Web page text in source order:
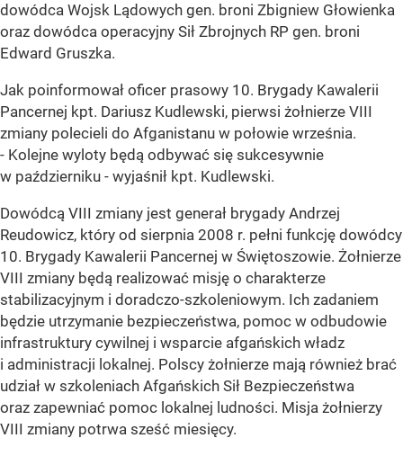
dowódca Wojsk Lądowych gen. broni Zbigniew Głowienka
oraz dowódca operacyjny Sił Zbrojnych RP gen. broni
Edward Gruszka.
Jak poinformował oficer prasowy 10. Brygady Kawalerii
Pancernej kpt. Dariusz Kudlewski, pierwsi żołnierze VIII
zmiany polecieli do Afganistanu w połowie września.
- Kolejne wyloty będą odbywać się sukcesywnie
w październiku - wyjaśnił kpt. Kudlewski.
Dowódcą VIII zmiany jest generał brygady Andrzej
Reudowicz, który od sierpnia 2008 r. pełni funkcję dowódcy
10. Brygady Kawalerii Pancernej w Świętoszowie. Żołnierze
VIII zmiany będą realizować misję o charakterze
stabilizacyjnym i doradczo-szkoleniowym. Ich zadaniem
będzie utrzymanie bezpieczeństwa, pomoc w odbudowie
infrastruktury cywilnej i wsparcie afgańskich władz
i administracji lokalnej. Polscy żołnierze mają również brać
udział w szkoleniach Afgańskich Sił Bezpieczeństwa
oraz zapewniać pomoc lokalnej ludności. Misja żołnierzy
VIII zmiany potrwa sześć miesięcy.